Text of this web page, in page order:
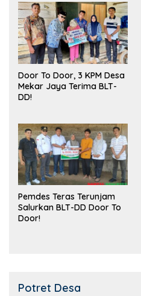
Door To Door, 3 KPM Desa
Mekar Jaya Terima BLT-
DD!
Pemdes Teras Terunjam
Salurkan BLT-DD Door To
Door!
Potret Desa